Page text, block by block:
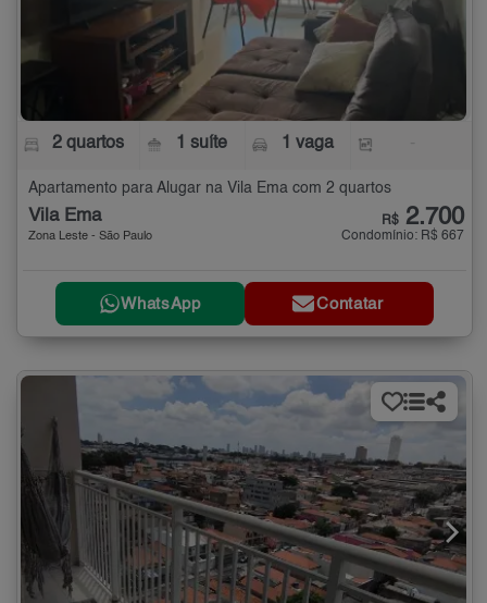
2 quartos 1 suíte 1 vaga
Apartamento para Alugar na Vila Ema com 2 quartos
Vila Ema
Zona Leste - São Paulo
R$ 2.700
Condomínio: R$ 667
WhatsApp Contatar